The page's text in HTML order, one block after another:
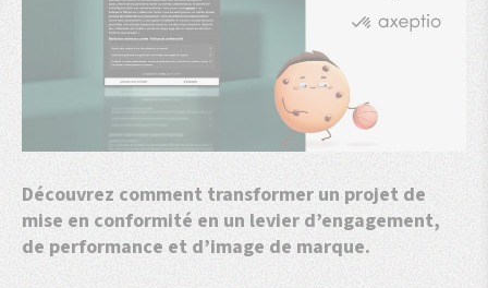
Découvrez comment transformer un projet de
mise en conformité en un levier d’engagement,
de performance et d’image de marque.